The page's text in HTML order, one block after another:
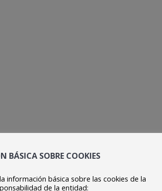
Organización de procesos de
BÁSICA SOBRE COOKIES
información básica sobre las cookies de la
de la entidad: